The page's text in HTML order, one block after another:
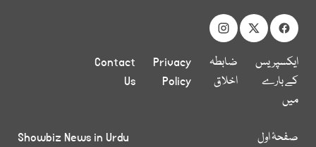
ایکسپریس
کے بارے
میں
ضابطہ
اخلاق
Privacy
Policy
Contact
Us
صفحۂ اول
Showbiz News in Urdu